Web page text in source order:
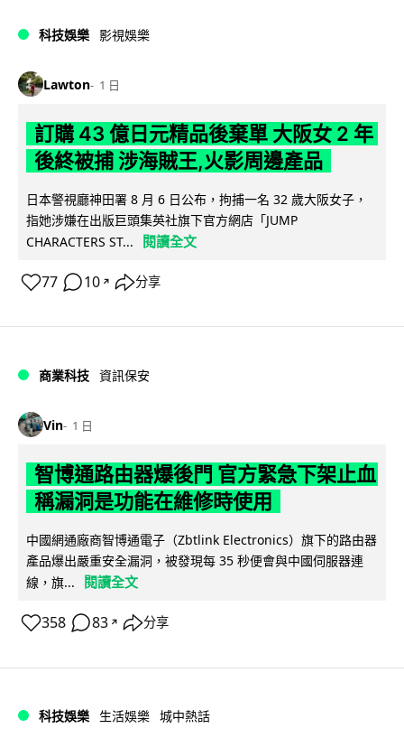
科技娛樂 影視娛樂
Lawton 1 日
訂購 43 億日元精品後棄單 大阪女 2 年
後終被捕 涉海賊王,火影周邊產品
日本警視廳神田署 8 月 6 日公布，拘捕一名 32 歲大阪女子，
指她涉嫌在出版巨頭集英社旗下官方網店「JUMP
CHARACTERS ST...
閱讀全文
77 10 ↗ 分享
商業科技 資訊保安
Vin 1 日
智博通路由器爆後門 官方緊急下架止血
稱漏洞是功能在維修時使用
中國網通廠商智博通電子（Zbtlink Electronics）旗下的路由器
產品爆出嚴重安全漏洞，被發現每 35 秒便會與中國伺服器連
線，旗...
閱讀全文
358 83 ↗ 分享
科技娛樂 生活娛樂 城中熱話